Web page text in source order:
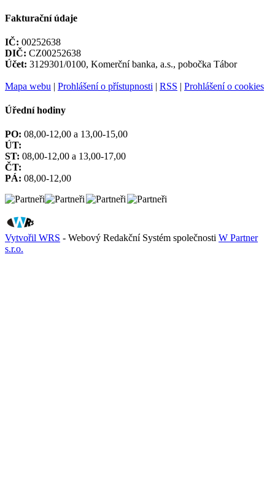
Fakturační údaje
IČ: 00252638
DIČ: CZ00252638
Účet: 3129301/0100, Komerční banka, a.s., pobočka Tábor
Mapa webu | Prohlášení o přístupnosti | RSS | Prohlášení o cookies
Úřední hodiny
PO: 08,00-12,00 a 13,00-15,00
ÚT:
ST: 08,00-12,00 a 13,00-17,00
ČT:
PÁ: 08,00-12,00
Vytvořil WRS - Webový Redakční Systém společnosti W Partner
s.r.o.